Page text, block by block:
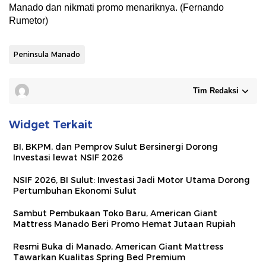
Manado dan nikmati promo menariknya. (Fernando
Rumetor)
Peninsula Manado
Tim Redaksi
Widget Terkait
BI, BKPM, dan Pemprov Sulut Bersinergi Dorong
Investasi lewat NSIF 2026
NSIF 2026, BI Sulut: Investasi Jadi Motor Utama Dorong
Pertumbuhan Ekonomi Sulut
Sambut Pembukaan Toko Baru, American Giant
Mattress Manado Beri Promo Hemat Jutaan Rupiah
Resmi Buka di Manado, American Giant Mattress
Tawarkan Kualitas Spring Bed Premium